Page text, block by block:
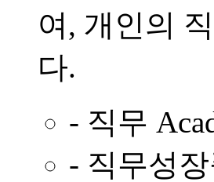
여, 개인의
다.
- 직무
- 직무성